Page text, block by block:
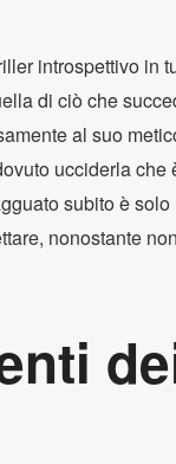
introspettivo in
di ciò che
al suo
ucciderla
subito è
nonostante